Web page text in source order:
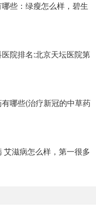
些：绿瘦怎么样，碧生
院排名:北京天坛医院第
哪些(治疗新冠的中草药
艾滋病怎么样，第一很多